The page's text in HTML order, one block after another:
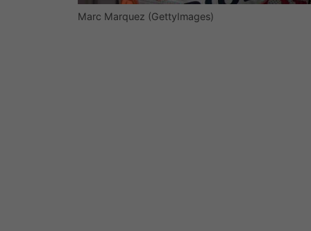
Marc Marquez (GettyImages)